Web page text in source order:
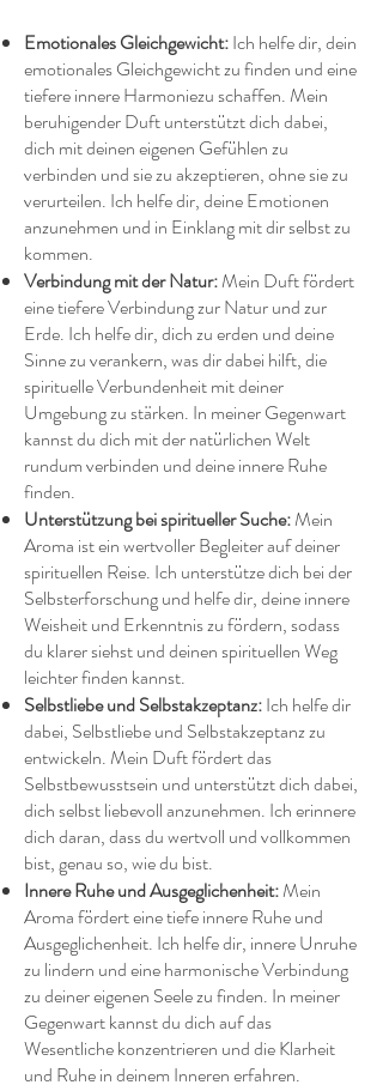
Emotionales Gleichgewicht:Ich helfe dir, dein
emotionales Gleichgewicht zu finden und eine
tiefere innere Harmoniezu schaffen. Mein
beruhigender Duft unterstützt dich dabei,
dich mit deinen eigenen Gefühlen zu
verbinden und sie zu akzeptieren, ohne sie zu
verurteilen. Ich helfe dir, deine Emotionen
anzunehmen und in Einklang mit dir selbst zu
kommen.
Verbindung mit der Natur:Mein Duft fördert
eine tiefere Verbindung zur Natur und zur
Erde. Ich helfe dir, dich zu erden und deine
Sinne zu verankern, was dir dabei hilft, die
spirituelle Verbundenheit mit deiner
Umgebung zu stärken. In meiner Gegenwart
kannst du dich mit der natürlichen Welt
rundum verbinden und deine innere Ruhe
finden.
Unterstützung bei spiritueller Suche:Mein
Aroma ist ein wertvoller Begleiter auf deiner
spirituellen Reise. Ich unterstütze dich bei der
Selbsterforschung und helfe dir, deine innere
Weisheit und Erkenntnis zu fördern, sodass
du klarer siehst und deinen spirituellen Weg
leichter finden kannst.
Selbstliebe und Selbstakzeptanz:Ich helfe dir
dabei, Selbstliebe und Selbstakzeptanz zu
entwickeln. Mein Duft fördert das
Selbstbewusstsein und unterstützt dich dabei,
dich selbst liebevoll anzunehmen. Ich erinnere
dich daran, dass du wertvoll und vollkommen
bist, genau so, wie du bist.
Innere Ruhe und Ausgeglichenheit:Mein
Aroma fördert eine tiefe innere Ruhe und
Ausgeglichenheit. Ich helfe dir, innere Unruhe
zu lindern und eine harmonische Verbindung
zu deiner eigenen Seele zu finden. In meiner
Gegenwart kannst du dich auf das
Wesentliche konzentrieren und die Klarheit
und Ruhe in deinem Inneren erfahren.